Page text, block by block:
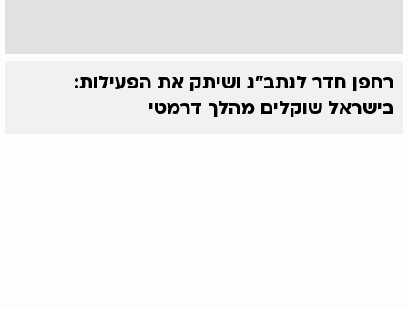
רחפן חדר לנתב"ג ושיתק את הפעילות:
בישראל שוקלים מהלך דרמטי